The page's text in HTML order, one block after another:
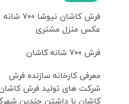
فرش کاشان نیوشا ۷۰۰ شانه
عکس منزل مشتری
فرش ۷۰۰ شانه کاشان
معرفی کارخانه سازنده فرش
شرکت های تولید فرش